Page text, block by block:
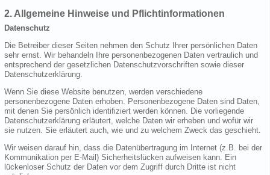
2. Allgemeine Hinweise und Pflichtinformationen
Datenschutz
Die Betreiber dieser Seiten nehmen den Schutz Ihrer persönlichen Daten
sehr ernst. Wir behandeln Ihre personenbezogenen Daten vertraulich und
entsprechend der gesetzlichen Datenschutzvorschriften sowie dieser
Datenschutzerklärung.
Wenn Sie diese Website benutzen, werden verschiedene
personenbezogene Daten erhoben. Personenbezogene Daten sind Daten,
mit denen Sie persönlich identifiziert werden können. Die vorliegende
Datenschutzerklärung erläutert, welche Daten wir erheben und wofür wir
sie nutzen. Sie erläutert auch, wie und zu welchem Zweck das geschieht.
Wir weisen darauf hin, dass die Datenübertragung im Internet (z.B. bei der
Kommunikation per E-Mail) Sicherheitslücken aufweisen kann. Ein
lückenloser Schutz der Daten vor dem Zugriff durch Dritte ist nicht